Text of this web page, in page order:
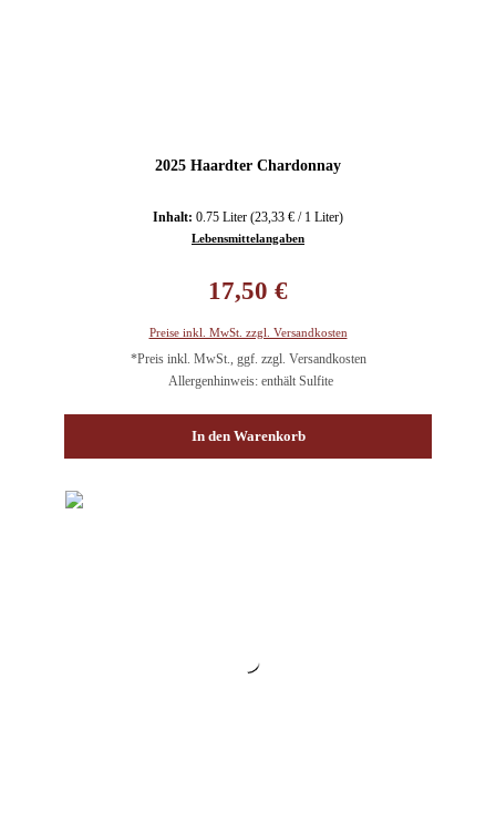
2025 Haardter Chardonnay
Inhalt: 0.75 Liter (23,33 € / 1 Liter)
Lebensmittelangaben
17,50 €
Preise inkl. MwSt. zzgl. Versandkosten
*Preis inkl. MwSt., ggf. zzgl. Versandkosten
Allergenhinweis: enthält Sulfite
In den Warenkorb